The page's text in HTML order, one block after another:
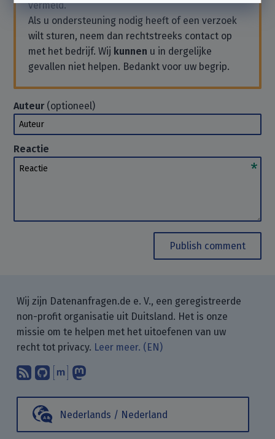
vermeld.
Als u ondersteuning nodig heeft of een verzoek
wilt sturen, neem dan rechtstreeks contact op
met het bedrijf. Wij kunnen u in dergelijke
gevallen niet helpen. Bedankt voor uw begrip.
Auteur(optioneel)
Auteur
Reactie
Reactie
Publish comment
Wij zijn Datenanfragen.de e. V., een geregistreerde
non-profit organisatie uit Duitsland. Het is onze
missie om te helpen met het uitoefenen van uw
recht tot privacy. Leer meer. (EN)
Abonneer op onze blogposts met
Vind ons op GitHub.
Praat met ons via Matrix.
Nederlands / Nederland